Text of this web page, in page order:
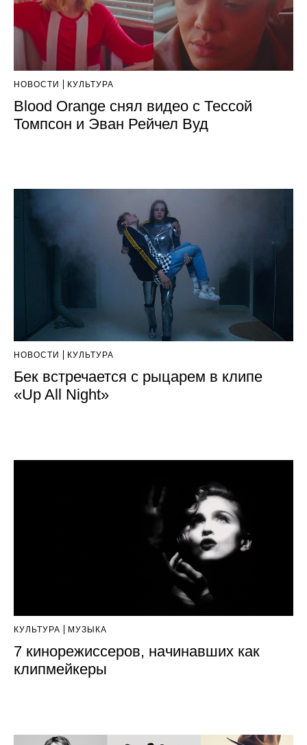
НОВОСТИ КУЛЬТУРА
Blood Orange снял видео с Тессой
Томпсон и Эван Рейчел Вуд
НОВОСТИ КУЛЬТУРА
Бек встречается с рыцарем в клипе
«Up All Night»
КУЛЬТУРА МУЗЫКА
7 кинорежиссеров, начинавших как
клипмейкеры